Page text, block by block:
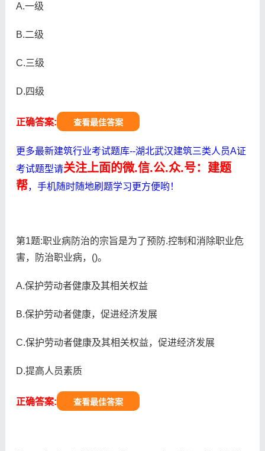
A.一级
B.二级
C.三级
D.四级
正确答案: 查看最佳答案
更多最新建筑行业考试题库--湖北武汉建筑三类人员A证
考试题型请关注上面的微.信.公.众.号：建题
帮，手机随时随地刷题学习更方便哟！
第1题:职业病防治的宗旨是为了预防.控制和消除职业危
害，防治职业病，()。
A.保护劳动者健康及其相关权益
B.保护劳动者健康，促进经济发展
C.保护劳动者健康及其相关权益，促进经济发展
D.提高人员素质
正确答案: 查看最佳答案